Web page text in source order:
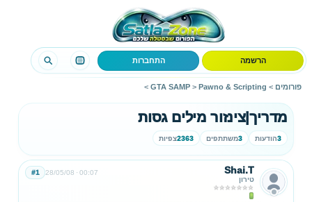
הרשמה התחברות
פורומים >
GTA SAMP > Pawno & Scripting
>
מדריך|צינזור מילים גסות
3הודעות 3משתתפים 2363צפיות
Shai.T
טירון
28/05/08 00:07
#1